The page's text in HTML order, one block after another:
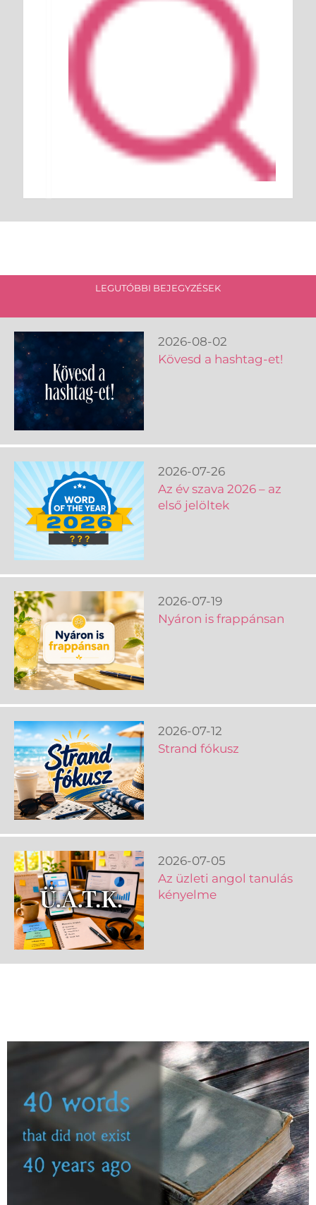
LEGUTÓBBI BEJEGYZÉSEK
2026-08-02
Kövesd a hashtag-et!
2026-07-26
Az év szava 2026 – az
első jelöltek
2026-07-19
Nyáron is frappánsan
2026-07-12
Strand fókusz
2026-07-05
Az üzleti angol tanulás
kényelme